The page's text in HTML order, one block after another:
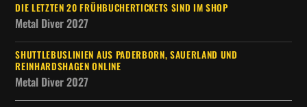
DIE LETZTEN 20 FRÜHBUCHERTICKETS SIND IM SHOP
Metal Diver 2027
SHUTTLEBUSLINIEN AUS PADERBORN, SAUERLAND UND
REINHARDSHAGEN ONLINE
Metal Diver 2027